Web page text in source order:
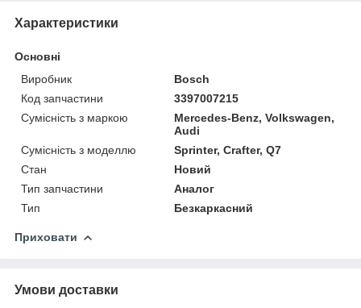
Характеристики
Основні
Виробник
Bosch
Код запчастини
3397007215
Сумісність з маркою
Mercedes-Benz, Volkswagen,
Audi
Сумісність з моделлю
Sprinter, Crafter, Q7
Стан
Новий
Тип запчастини
Аналог
Тип
Безкаркасний
Приховати
Умови доставки